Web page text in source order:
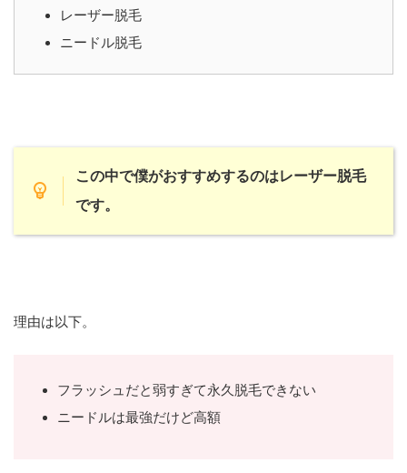
レーザー脱毛
ニードル脱毛
この中で僕がおすすめするのはレーザー脱毛
です。
理由は以下。
フラッシュだと弱すぎて永久脱毛できない
ニードルは最強だけど高額